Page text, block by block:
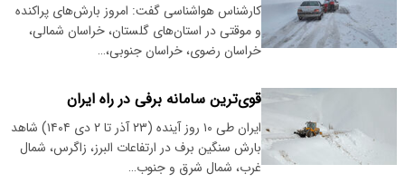
کارشناس هواشناسی گفت: امروز بارش‌های پراکنده
و موقتی در استان‌های گلستان، خراسان شمالی،
خراسان رضوی، خراسان جنوبی،…
قوی‌ترین سامانه برفی در راه ایران
ایران طی ۱۰ روز آینده (۲۳ آذر تا ۲ دی ۱۴۰۴) شاهد
بارش سنگین برف در ارتفاعات البرز، زاگرس، شمال
غرب، شمال شرق و جنوب…